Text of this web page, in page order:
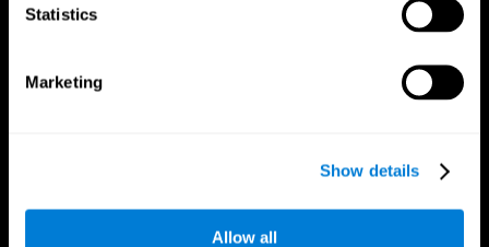
Statistics
Marketing
Show details
Allow all